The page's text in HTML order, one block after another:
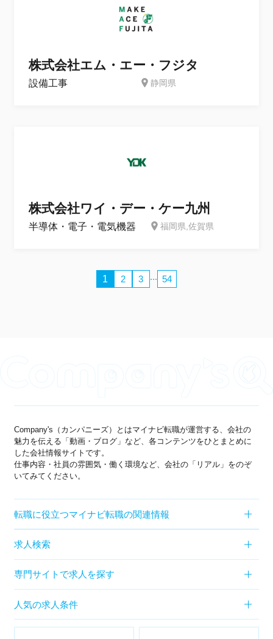
株式会社エム・エー・フジタ
設備工事 静岡県
株式会社ワイ・デー・ケー九州
半導体・電子・電気機器 福岡県,佐賀県
1 2 3 ... 54
Company's（カンパニーズ）とはマイナビ転職が運営する、会社の
魅力を伝える「動画・ブログ」など、各コンテンツをひとまとめに
した会社情報サイトです。
仕事内容・社員の雰囲気・働く環境など、会社の「リアル」をのぞ
いてみてください。
転職に役立つマイナビ転職の関連情報
求人検索
専門サイトで求人を探す
人気の求人条件